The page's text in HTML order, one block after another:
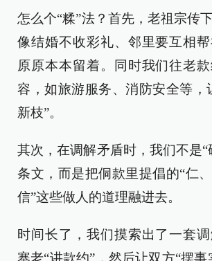
怎么个“糅”法？首先，老祖宗传
像结婚不收彩礼、邻里要互相
原原本本留着。同时我们往老
容，如旅游服务、消防安全等，
新枝”。
其次，在调解矛盾时，我们不是“
条文，而是把侗款里提倡的“仁、
信”这些做人的道理融进去。
时间长了，我们摸索出了一套
寨老“讲款约”，然后让双方“摆事